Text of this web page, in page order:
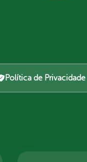
Política de Privacidade